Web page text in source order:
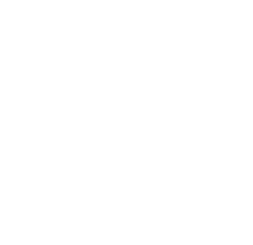
von
von Kinder und
von Konfirmation